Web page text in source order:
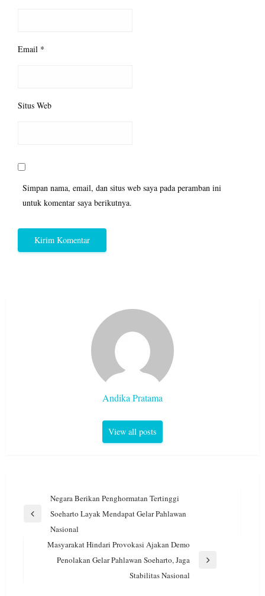
Email *
Situs Web
Simpan nama, email, dan situs web saya pada peramban ini
untuk komentar saya berikutnya.
Andika Pratama
View all posts
Navigasi
pos
Previous
Negara Berikan Penghormatan Tertinggi
Soeharto Layak Mendapat Gelar Pahlawan
Nasional
Masyarakat Hindari Provokasi Ajakan Demo
Penolakan Gelar Pahlawan Soeharto, Jaga
Stabilitas Nasional